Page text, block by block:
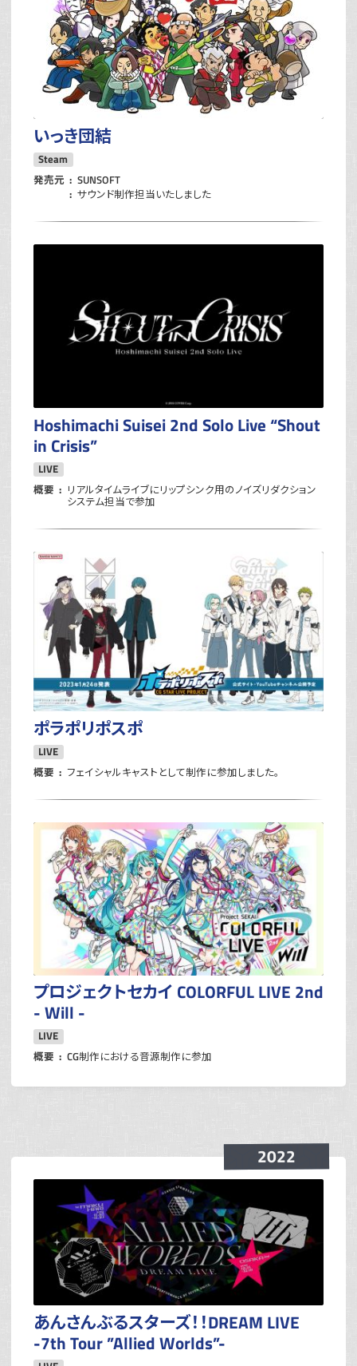
いっき団結
Steam
発売元
SUNSOFT
サウンド制作担当いたしました
Hoshimachi Suisei 2nd Solo Live “Shout
in Crisis”
LIVE
概要
リアルタイムライブにリップシンク用のノイズリダクション
システム担当で参加
ポラポリポスポ
LIVE
概要
フェイシャルキャストとして制作に参加しました。
プロジェクトセカイ COLORFUL LIVE 2nd
- Will -
LIVE
概要
CG制作における音源制作に参加
2022
あんさんぶるスターズ！！DREAM LIVE
-7th Tour ”Allied Worlds”-